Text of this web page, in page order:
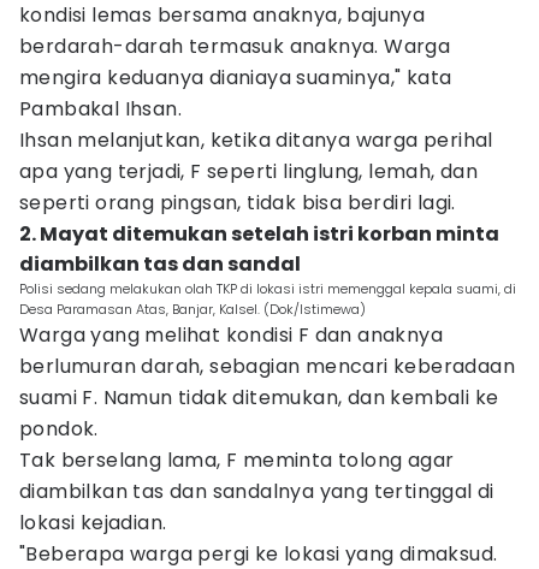
kondisi lemas bersama anaknya, bajunya
berdarah-darah termasuk anaknya. Warga
mengira keduanya dianiaya suaminya," kata
Pambakal Ihsan.
Ihsan melanjutkan, ketika ditanya warga perihal
apa yang terjadi, F seperti linglung, lemah, dan
seperti orang pingsan, tidak bisa berdiri lagi.
2. Mayat ditemukan setelah istri korban minta
diambilkan tas dan sandal
Polisi sedang melakukan olah TKP di lokasi istri memenggal kepala suami, di
Desa Paramasan Atas, Banjar, Kalsel. (Dok/Istimewa)
Warga yang melihat kondisi F dan anaknya
berlumuran darah, sebagian mencari keberadaan
suami F. Namun tidak ditemukan, dan kembali ke
pondok.
Tak berselang lama, F meminta tolong agar
diambilkan tas dan sandalnya yang tertinggal di
lokasi kejadian.
"Beberapa warga pergi ke lokasi yang dimaksud.